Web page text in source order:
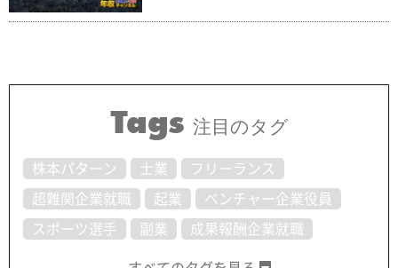
Tags 注目のタグ
株本パターン 士業 フリーランス
超難関企業就職 起業 ベンチャー企業役員
スポーツ選手 副業 成果報酬企業就職